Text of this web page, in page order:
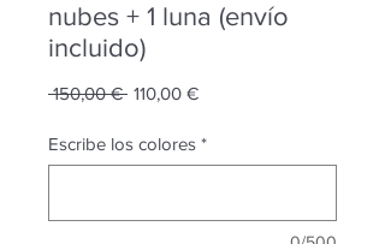
nubes + 1 luna (envío
incluido)
150,00 € Precio
110,00 €Precio
oferta
Escribe los colores *